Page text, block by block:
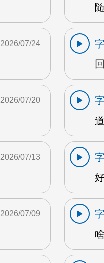
2026/07/24
2026/07/20
2026/07/13
2026/07/09